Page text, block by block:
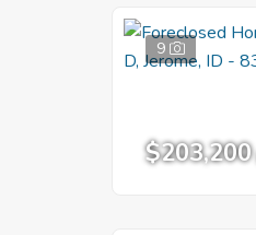
9
$203,200